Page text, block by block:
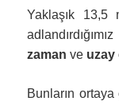
Yaklaşık 13,5
zamanve uzay
Bunların ortaya